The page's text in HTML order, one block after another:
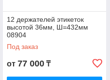
12 держателей этикеток
высотой 36мм, Ш=432мм
08904
Под заказ
от 77 000 ₸